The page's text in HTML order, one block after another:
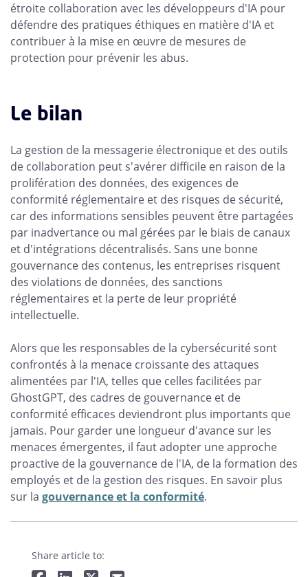
étroite collaboration avec les développeurs d'IA pour
défendre des pratiques éthiques en matière d'IA et
contribuer à la mise en œuvre de mesures de
protection pour prévenir les abus.
Le bilan
La gestion de la messagerie électronique et des outils
de collaboration peut s'avérer difficile en raison de la
prolifération des données, des exigences de
conformité réglementaire et des risques de sécurité,
car des informations sensibles peuvent être partagées
par inadvertance ou mal gérées par le biais de canaux
et d'intégrations décentralisés. Sans une bonne
gouvernance des contenus, les entreprises risquent
des violations de données, des sanctions
réglementaires et la perte de leur propriété
intellectuelle.
Alors que les responsables de la cybersécurité sont
confrontés à la menace croissante des attaques
alimentées par l'IA, telles que celles facilitées par
GhostGPT, des cadres de gouvernance et de
conformité efficaces deviendront plus importants que
jamais. Pour garder une longueur d'avance sur les
menaces émergentes, il faut adopter une approche
proactive de la gouvernance de l'IA, de la formation des
employés et de la gestion des risques. En savoir plus
sur la gouvernance et la conformité.
Share article to: